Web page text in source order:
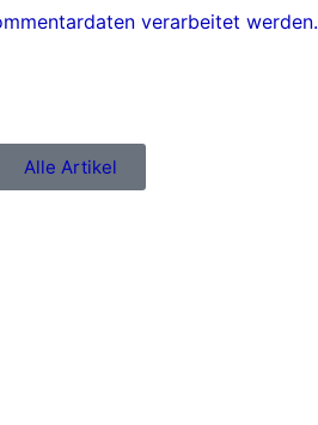
verarbeitet werden.
Alle Artikel